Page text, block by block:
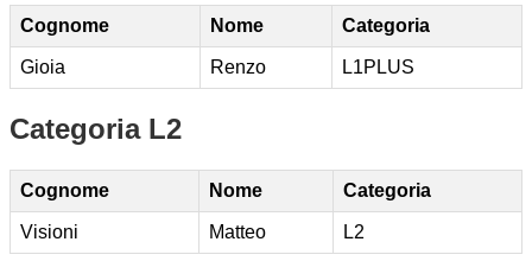
Cognome Nome Categoria
Gioia Renzo L1PLUS
Categoria L2
Cognome Nome Categoria
Visioni Matteo L2